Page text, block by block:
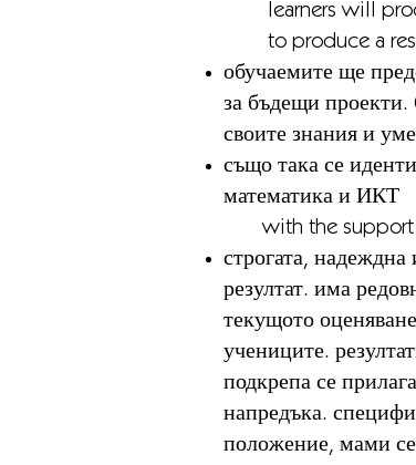
learners will
to produce a
обучаемите ще
за бъдещи проекти.
своите знания и
също така се
математика и ИКТ
with the support
строгата, надеждна
резултат. има
текущото
учениците.
подкрепа се
напредъка.
положение, мами се